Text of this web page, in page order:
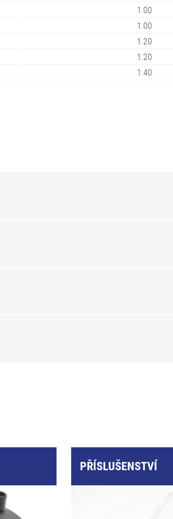
1.00
1.00
1.20
1.20
1.40
PŘÍSLUŠENSTVÍ